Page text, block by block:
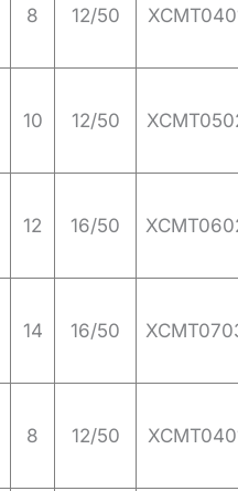
8 12/50
10 12/50
12 16/50
14 16/50
8 12/50